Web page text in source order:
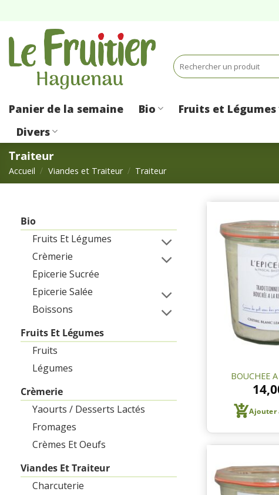
contenu
Recherche
pour :
Panier de la semaine Bio Fruits et Légumes
Divers
Traiteur
Accueil / Viandes et Traiteur / Traiteur
Bio
Fruits Et Légumes
Crèmerie
Epicerie Sucrée
Epicerie Salée
Boissons
Fruits Et Légumes
Fruits
Légumes
Crèmerie
Yaourts / Desserts Lactés
Fromages
Crèmes Et Oeufs
Viandes Et Traiteur
Charcuterie
BOUCHEE
Ajouter